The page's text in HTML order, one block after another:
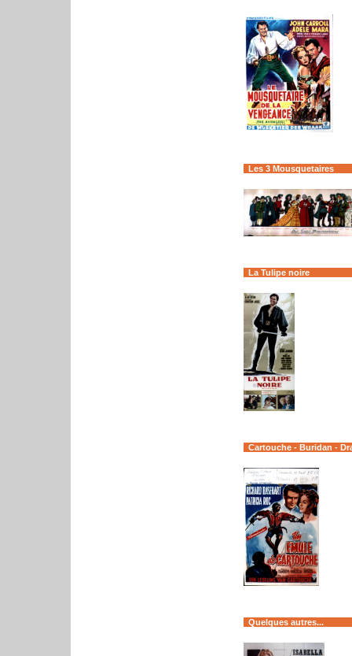
Les 3 Mousquetaires
La Tulipe noire
Cartouche - Buridan -
Quelques autres...